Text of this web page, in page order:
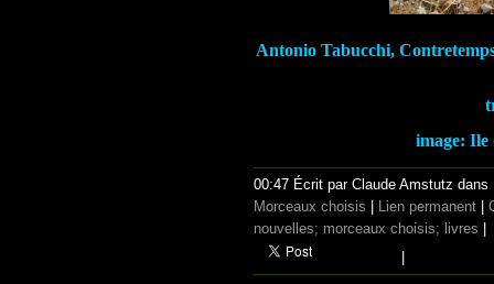
Antonio Tabucchi,
image: Ile
00:47 Écrit par Claude Amstutz dans
Morceaux choisis | Lien permanent |
nouvelles; morceaux choisis; livres |
|